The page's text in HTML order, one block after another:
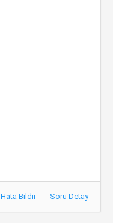
Hata Bildir Soru Detay